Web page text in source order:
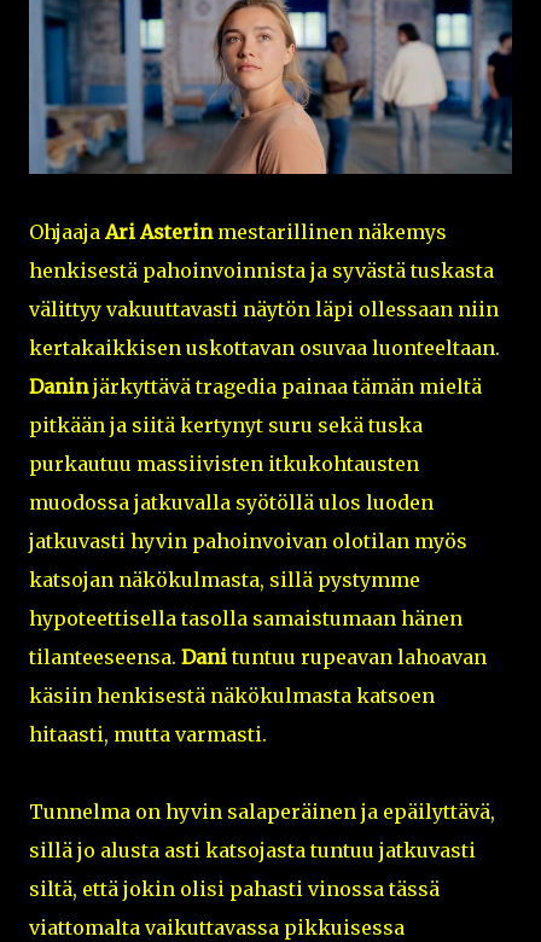
OhjaajaAri Asterinmestarillinen näkemys
henkisestä pahoinvoinnista ja syvästä tuskasta
välittyy vakuuttavasti näytön läpi ollessaan niin
kertakaikkisen uskottavan osuvaa luonteeltaan.
Daninjärkyttävä tragedia painaa tämän mieltä
pitkään ja siitä kertynyt suru sekä tuska
purkautuu massiivisten itkukohtausten
muodossa jatkuvalla syötöllä ulos luoden
jatkuvasti hyvin pahoinvoivan olotilan myös
katsojan näkökulmasta, sillä pystymme
hypoteettisella tasolla samaistumaan hänen
tilanteeseensa. Danituntuu rupeavan lahoavan
käsiin henkisestä näkökulmasta katsoen
hitaasti, mutta varmasti.
Tunnelma on hyvin salaperäinen ja epäilyttävä,
sillä jo alusta asti katsojasta tuntuu jatkuvasti
siltä, että jokin olisi pahasti vinossa tässä
viattomalta vaikuttavassa pikkuisessa